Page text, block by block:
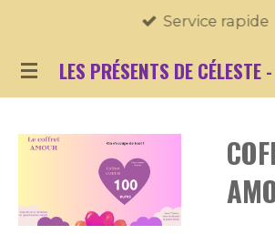
contenu
principal
LES PRÉSENTS DE CÉLESTE -
Service rapide